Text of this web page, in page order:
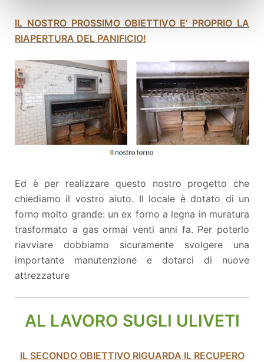
IL NOSTRO PROSSIMO OBIETTIVO E’ PROPRIO LA
RIAPERTURA DEL PANIFICIO!
Ed è per realizzare questo nostro progetto che
chiediamo il vostro aiuto. Il locale è dotato di un
forno molto grande: un ex forno a legna in muratura
trasformato a gas ormai venti anni fa. Per poterlo
riavviare dobbiamo sicuramente svolgere una
importante manutenzione e dotarci di nuove
attrezzature
AL LAVORO SUGLI ULIVETI
IL SECONDO OBIETTIVO RIGUARDA IL RECUPERO